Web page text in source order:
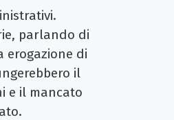
parlando di
erogazione di
il
e il mancato